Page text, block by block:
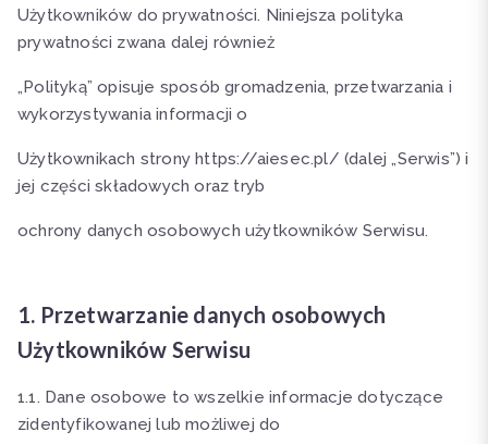
Użytkowników do prywatności. Niniejsza polityka
prywatności zwana dalej również
„Polityką” opisuje sposób gromadzenia, przetwarzania i
wykorzystywania informacji o
Użytkownikach strony https://aiesec.pl/ (dalej „Serwis”) i
jej części składowych oraz tryb
ochrony danych osobowych użytkowników Serwisu.
1. Przetwarzanie danych osobowych
Użytkowników Serwisu
1.1. Dane osobowe to wszelkie informacje dotyczące
zidentyfikowanej lub możliwej do